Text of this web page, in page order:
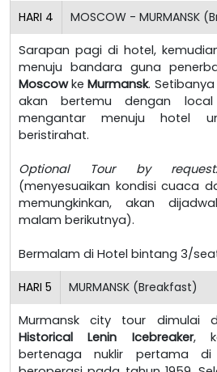
HARI 4 MOSCOW - MURMANSK
Sarapan pagi di hotel,
menuju bandara guna
MoscowkeMurmansk.
akan bertemu dengan
mengantar menuju hotel
beristirahat.
Optional Tour by
(menyesuaikan kondisi cuaca
memungkinkan, akan
malam berikutnya).
Bermalam di Hotel bintang 3/
HARI 5 MURMANSK (Breakfast)
Murmansk city tour dimulai
Historical Lenin Icebreaker,
bertenaga nuklir pertama